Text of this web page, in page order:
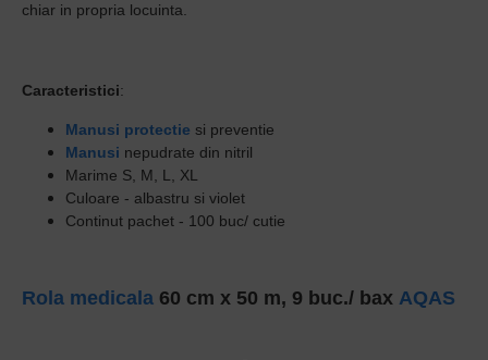
chiar in propria locuinta.
Caracteristici:
Manusi protectie si preventie
Manusi nepudrate din nitril
Marime S, M, L, XL
Culoare - albastru si violet
Continut pachet - 100 buc/ cutie
Rola medicala 60 cm x 50 m, 9 buc./ bax AQAS